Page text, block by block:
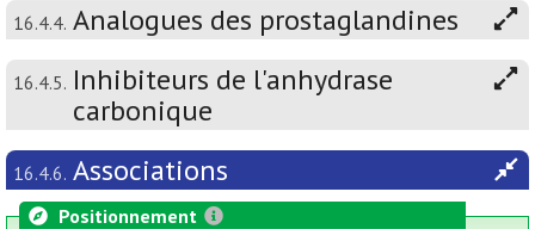
16.4.4. Analogues des prostaglandines
16.4.5. Inhibiteurs de l'anhydrase
carbonique
16.4.6. Associations
Positionnement